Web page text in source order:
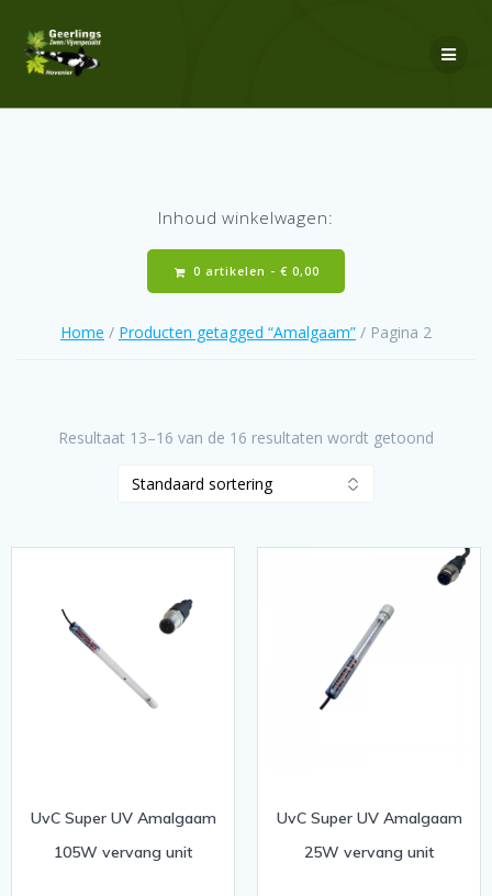
Inhoud winkelwagen:
0 artikelen - € 0,00
Home / Producten getagged “Amalgaam” / Pagina 2
Resultaat 13–16 van de 16 resultaten wordt getoond
UvC Super UV Amalgaam
105W vervang unit
UvC Super UV Amalgaam
25W vervang unit